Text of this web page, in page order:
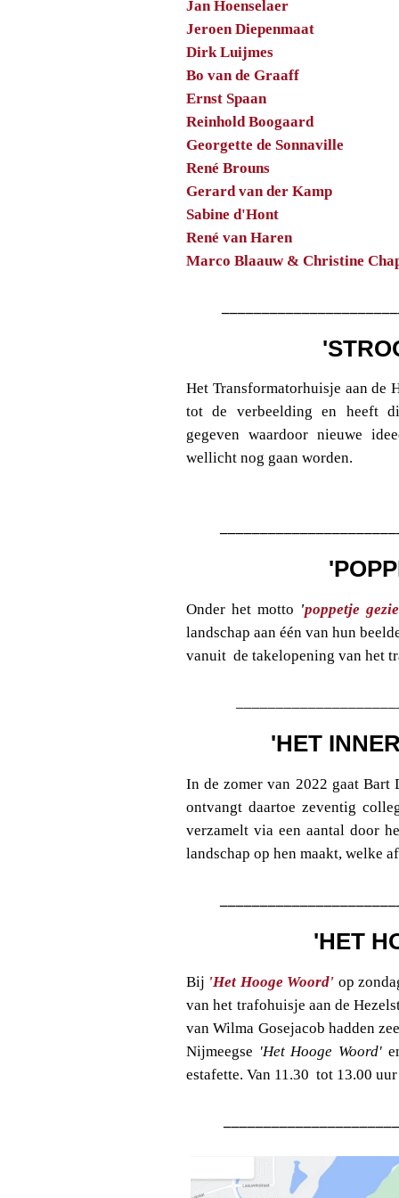
Jan Hoenselaer
Jeroen Diepenmaat
Dirk Luijmes
Bo van de Graaff
Ernst Spaan
Reinhold Boogaard
Georgette de Sonnaville
René Brouns
Gerard van der Kamp
Sabine d'Hont
René van Haren
Marco Blaauw & Christine
Het Transformatorhuisje aan de
tot de verbeelding en heeft
gegeven waardoor nieuwe
wellicht nog gaan worden.
Onder het motto 'poppetje
landschap aan één van hun
vanuit de takelopening van het
'HET
In de zomer van 2022 gaat Bart
ontvangt daartoe zeventig
verzamelt via een aantal door
landschap op hen maakt, welke
'HET
Bij 'Het Hooge Woord' op
van het trafohuisje aan de
van Wilma Gosejacob hadden
Nijmeegse 'Het Hooge Woord'
estafette. Van 11.30 tot 13.00